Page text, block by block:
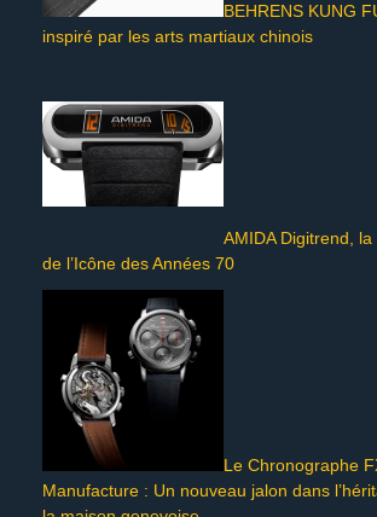
BEHRENS KUNG
inspiré par les arts martiaux chinois
AMIDA Digitrend,
de l’Icône des Années 70
Le Chronographe
Manufacture : Un nouveau jalon dans